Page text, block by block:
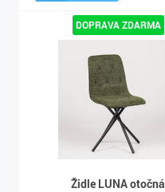
Židle LUNA otočná